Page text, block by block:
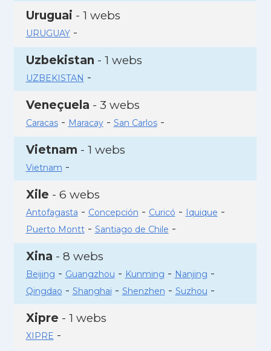
Uruguai - 1 webs
URUGUAY-
Uzbekistan - 1 webs
UZBEKISTAN -
Veneçuela - 3 webs
Caracas- Maracay- San Carlos-
Vietnam - 1 webs
Vietnam -
Xile - 6 webs
Antofagasta - Concepción - Curicó - Iquique -
Puerto Montt- Santiago de Chile -
Xina - 8 webs
Beijing - Guangzhou - Kunming - Nanjing -
Qingdao - Shanghai - Shenzhen - Suzhou -
Xipre - 1 webs
XIPRE -